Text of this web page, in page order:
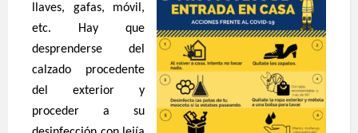
llaves, gafas, móvil,
etc. Hay que
desprenderse del
calzado procedente
del exterior y
proceder a su